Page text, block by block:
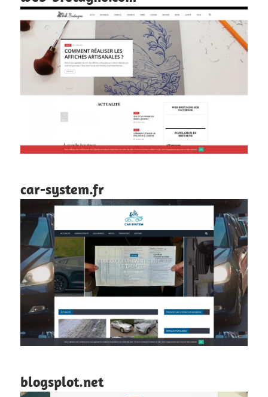
car-system.fr
blogsplot.net